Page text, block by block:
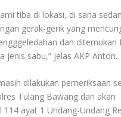
tiba di lokasi, di sana
gerak-gerik yang
dan ditemukan
jenis sabu,” jelas AKP Anton.
dilakukan pemeriksaan
Tulang Bawang dan akan
114 ayat 1 Undang-Undang